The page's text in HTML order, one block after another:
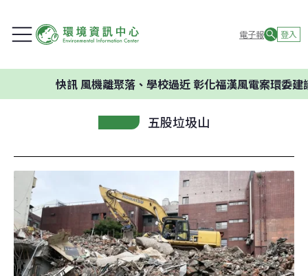
電子報 登入
風機離聚落、學校過近 彰化福漢風電案環委建議不應開發
五股垃圾山